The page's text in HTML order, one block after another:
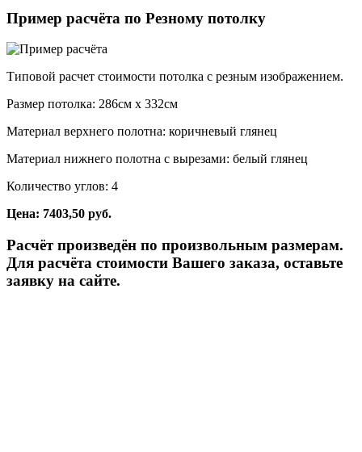
Пример расчёта по Резному потолку
Типовой расчет стоимости потолка с резным изображением.
Размер потолка: 286см x 332см
Материал верхнего полотна: коричневый глянец
Материал нижнего полотна с вырезами: белый глянец
Количество углов: 4
Цена: 7403,50 руб.
Расчёт произведён по произвольным размерам.
Для расчёта стоимости Вашего заказа, оставьте
заявку на сайте.